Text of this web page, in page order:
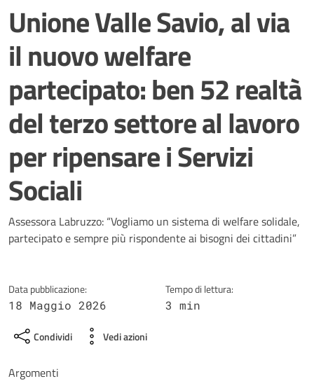
Unione Valle Savio, al via
il nuovo welfare
partecipato: ben 52 realtà
del terzo settore al lavoro
per ripensare i Servizi
Sociali
Dettagli della notizia
Assessora Labruzzo: “Vogliamo un sistema di welfare solidale,
partecipato e sempre più rispondente ai bisogni dei cittadini”
Data pubblicazione:
18 Maggio 2026
Tempo di lettura:
3 min
Condividi Vedi azioni
Argomenti